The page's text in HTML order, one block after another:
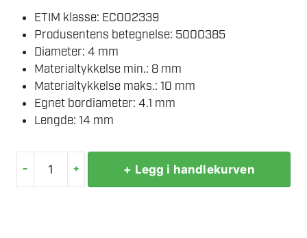
ETIM klasse: EC002339
Produsentens betegnelse: 5000385
Diameter: 4 mm
Materialtykkelse min.: 8 mm
Materialtykkelse maks.: 10 mm
Egnet bordiameter: 4.1 mm
Lengde: 14 mm
- + + Legg i handlekurven